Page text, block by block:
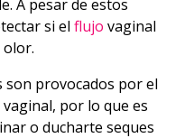
A pesar de estos
si el flujo vaginal
olor.
son provocados por el
por lo que es
o ducharte seques